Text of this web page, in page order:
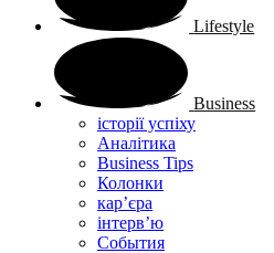
Lifestyle
Business
історії успіху
Аналітика
Business Tips
Колонки
кар’єра
інтерв’ю
Cобытия